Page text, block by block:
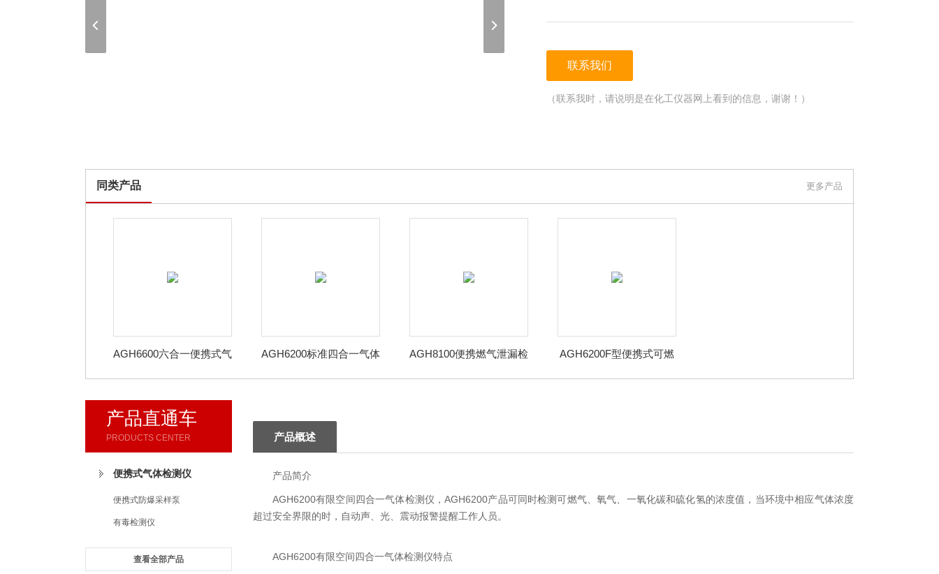
联系我们
（联系我时，请说明是在化工仪器网上看到的信息，谢谢！）
同类产品 更多产品
AGH6600六合一便携式气
AGH6200标准四合一气体
AGH8100便携燃气泄漏检
AGH6200F型便携式可燃
产品直通车
PRODUCTS CENTER
便携式气体检测仪
便携式防爆采样泵
有毒检测仪
查看全部产品
产品概述
产品简介
AGH6200有限空间四合一气体检测仪，AGH6200产品可同时检测可燃气、氧气、一氧化碳和硫化氢的浓度值，当环境中相应气体浓度
超过安全界限的时，自动声、光、震动报警提醒工作人员。
AGH6200有限空间四合一气体检测仪特点